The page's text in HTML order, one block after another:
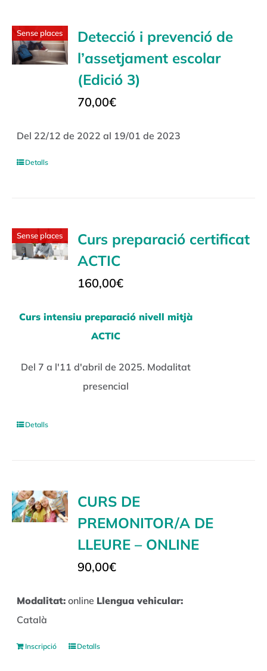
Sense places
Detecció i prevenció de
l’assetjament escolar
(Edició 3)
70,00€
Del 22/12 de 2022 al 19/01 de 2023
Detalls
Sense places
Curs preparació certificat
ACTIC
160,00€
Curs intensiu preparació nivell mitjà
ACTIC
Del 7 a l'11 d'abril de 2025. Modalitat
presencial
Detalls
CURS DE
PREMONITOR/A DE
LLEURE – ONLINE
90,00€
Modalitat: online Llengua vehicular:
Català
Inscripció Detalls